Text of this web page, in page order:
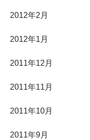
2012年2月
2012年1月
2011年12月
2011年11月
2011年10月
2011年9月